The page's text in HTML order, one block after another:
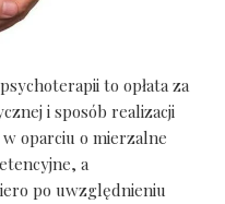
to opłata za
i sposób realizacji
oparciu o mierzalne
a
po uwzględnieniu